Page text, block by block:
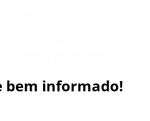
bem informado!